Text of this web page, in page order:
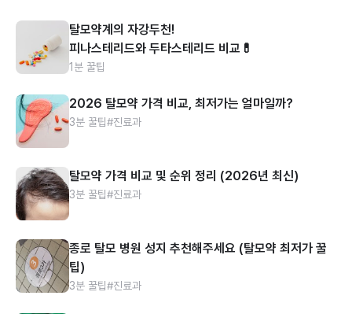
탈모약계의 자강두천!
피나스테리드와 두타스테리드 비교💊
1분 꿀팁
2026 탈모약 가격 비교, 최저가는 얼마일까?
3분 꿀팁#진료과
탈모약 가격 비교 및 순위 정리 (2026년 최신)
3분 꿀팁#진료과
종로 탈모 병원 성지 추천해주세요 (탈모약 최저가 꿀
팁)
3분 꿀팁#진료과